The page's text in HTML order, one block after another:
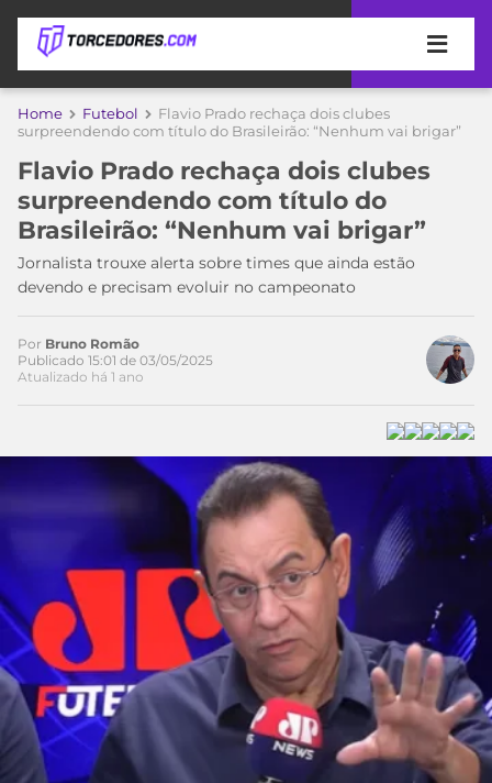
APOSTAS
DE
APOSTA
MELHORES
SITES
DE
APOSTAS
2026
BETBOOM
INDICAÇÃO
BET365
CÓDIGO
BETANO
MELHORES
APPS
COPA
DO
MUNDO
TIMES
MEU
TIME
PALMEIRAS
CORINTHIANS
PAULO
SANTOS
FLAMENGO
CAMPEONATOS
SÉRIE
LIBERTADORES
COPA
DO
BRASIL
PREMIER
LEAGUE
ESPORTIVA
BOLA
PALPITES
Home Futebol
Flavio Prado rechaça dois clubes
surpreendendo com título do Brasileirão: “Nenhum vai brigar”
Flavio Prado rechaça dois clubes
surpreendendo com título do
Brasileirão: “Nenhum vai brigar”
Jornalista trouxe alerta sobre times que ainda estão
devendo e precisam evoluir no campeonato
Por Bruno Romão
Publicado 15:01 de 03/05/2025
Atualizado há 1 ano